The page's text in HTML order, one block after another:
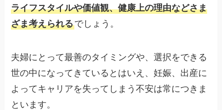
ライフスタイルや価値観、健康上の理由などさま
ざま考えられるでしょう。
夫婦にとって最善のタイミングや、選択をできる
世の中になってきているとはいえ、妊娠、出産に
よってキャリアを失ってしまう不安は常につきま
といます。